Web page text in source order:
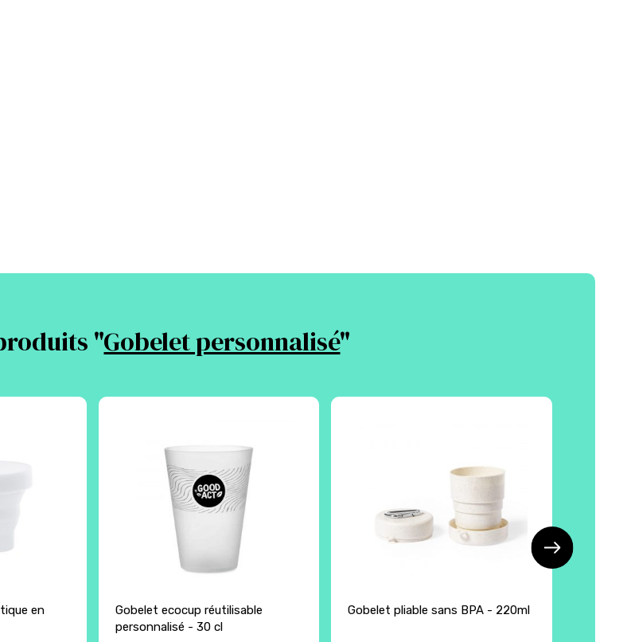
"Gobelet personnalisé"
en
Gobelet ecocup réutilisable
personnalisé - 30 cl
Gobelet pliable sans BPA - 220ml